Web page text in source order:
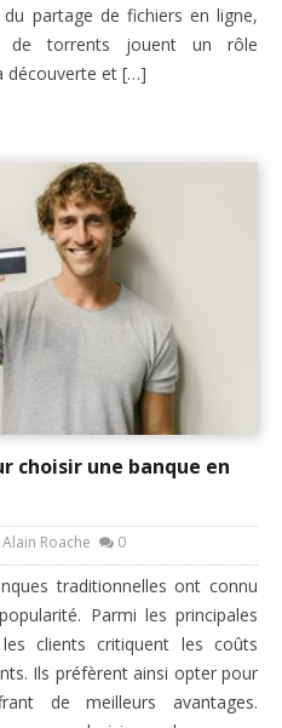
du partage de fichiers en ligne,
de torrents jouent un rôle
découverte et […]
choisir une banque en
Alain Roache 0
traditionnelles ont connu
Parmi les principales
clients critiquent les coûts
Ils préfèrent ainsi opter pour
de meilleurs avantages.